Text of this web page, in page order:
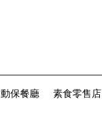
動保餐廳 素食零售店